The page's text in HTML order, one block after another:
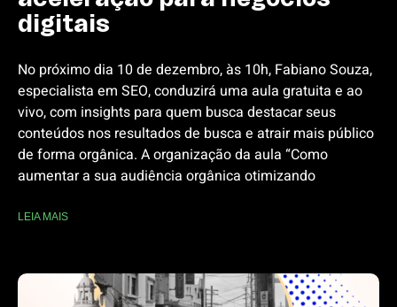
digitais
No próximo dia 10 de dezembro, às 10h, Fabiano Souza,
especialista em SEO, conduzirá uma aula gratuita e ao
vivo, com insights para quem busca destacar seus
conteúdos nos resultados de busca e atrair mais público
de forma orgânica. A organização da aula “Como
aumentar a sua audiência orgânica otimizando
LEIA MAIS